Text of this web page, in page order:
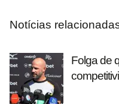
Notícias
Folga de